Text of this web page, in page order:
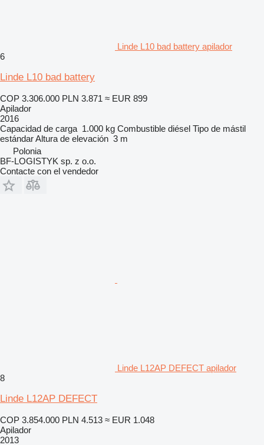
Linde L10 bad battery apilador
6
Linde L10 bad battery
COP 3.306.000 PLN 3.871 ≈ EUR 899
Apilador
2016
Capacidad de carga 1.000 kg Combustible diésel Tipo de mástil
estándarAltura de elevación 3 m
Polonia
BF-LOGISTYK sp. z o.o.
Contacte con el vendedor
Linde L12AP DEFECT apilador
8
Linde L12AP DEFECT
COP 3.854.000 PLN 4.513 ≈ EUR 1.048
Apilador
2013